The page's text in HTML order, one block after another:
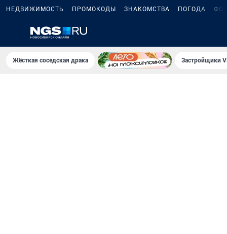
НЕДВИЖИМОСТЬ ПРОМОКОДЫ ЗНАКОМСТВА ПОГОДА
Жёсткая соседская драка Застройщики